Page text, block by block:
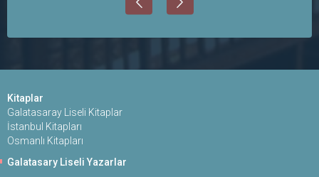
Kitaplar
Galatasaray Liseli Kitaplar
İstanbul Kitapları
Osmanlı Kitapları
Galatasary Liseli Yazarlar